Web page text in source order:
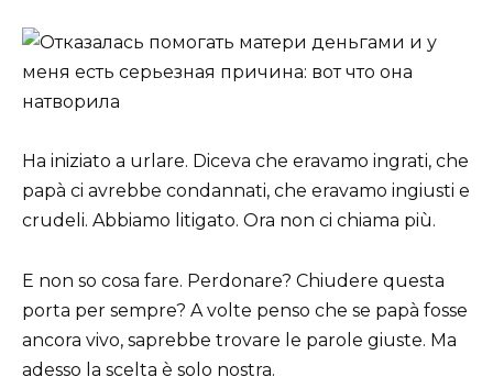
Ha iniziato a urlare. Diceva che eravamo ingrati, che
papà ci avrebbe condannati, che eravamo ingiusti e
crudeli. Abbiamo litigato. Ora non ci chiama più.
E non so cosa fare. Perdonare? Chiudere questa
porta per sempre? A volte penso che se papà fosse
ancora vivo, saprebbe trovare le parole giuste. Ma
adesso la scelta è solo nostra.